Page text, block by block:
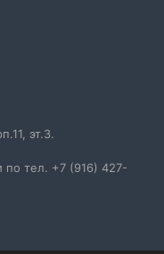
эт.3.
по тел. +7 (916) 427-